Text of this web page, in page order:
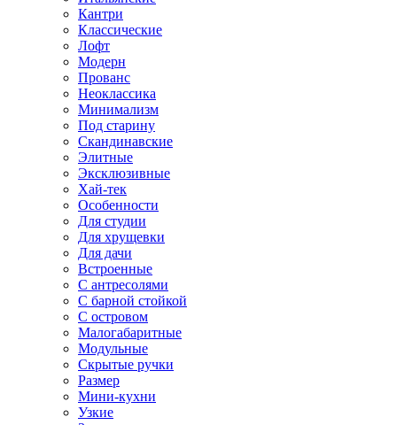
Кантри
Классические
Лофт
Модерн
Прованс
Неоклассика
Минимализм
Под старину
Скандинавские
Элитные
Эксклюзивные
Хай-тек
Особенности
Для студии
Для хрущевки
Для дачи
Встроенные
С антресолями
С барной стойкой
С островом
Малогабаритные
Модульные
Скрытые ручки
Размер
Мини-кухни
Узкие